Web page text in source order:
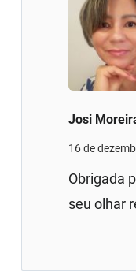
Josi
16 de
Obrigada
seu olhar